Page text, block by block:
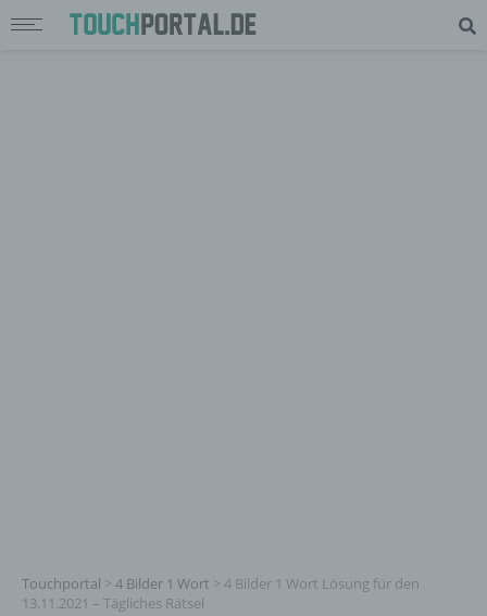
Touchportal > 4 Bilder 1 Wort > 4 Bilder 1 Wort Lösung für den
13.11.2021 – Tägliches Rätsel